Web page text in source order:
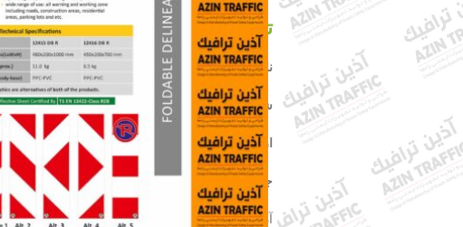
تماس بگیرید
نام تجاری : بولارد ترافیکی
شماره مدل : 12415
ارتفاع : 100CM
جنس : PPC-PVC وزن: 11 کیلوگرم
آذین ترافیک نماینده فروش محصولات اولوکس EVELUX ترکیه در ایران.